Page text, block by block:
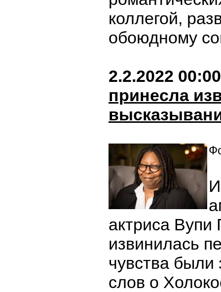
коллегой,
обоюдному
2.2.2022 00:00
принесла
актриса Вупи
извинилась
чувства были
слов о